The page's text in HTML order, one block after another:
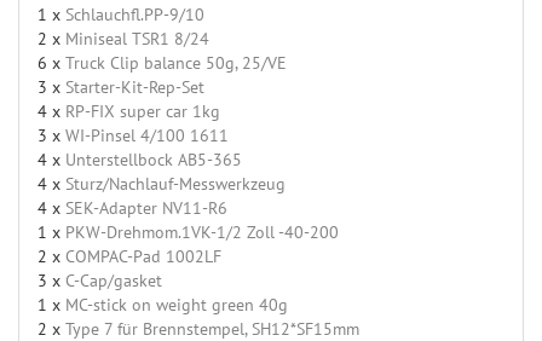
1 x Schlauchfl.PP-9/10
2 x Miniseal TSR1 8/24
6 x Truck Clip balance 50g, 25/VE
3 x Starter-Kit-Rep-Set
4 x RP-FIX super car 1kg
3 x WI-Pinsel 4/100 1611
4 x Unterstellbock AB5-365
4 x Sturz/Nachlauf-Messwerkzeug
4 x SEK-Adapter NV11-R6
1 x PKW-Drehmom.1VK-1/2 Zoll -40-200
2 x COMPAC-Pad 1002LF
3 x C-Cap/gasket
1 x MC-stick on weight green 40g
2 x Type 7 für Brennstempel, SH12*SF15mm